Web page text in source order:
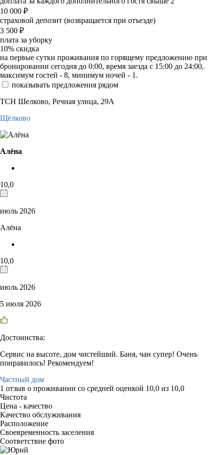
10 000 ₽
страховой депозит (возвращается при отъезде)
3 500 ₽
плата за уборку
10% скидка
на первые сутки проживания по горящему предложению при
бронировании сегодня до 0:00, время заезда с 15:00 до 24:00,
максимум гостей - 8, минимум ночей - 1.
показывать предложения рядом
ТСН Шелково, Речная улица, 29А
Щёлково
Алёна
10,0
июль 2026
Алёна
10,0
июль 2026
5 июля 2026
Достоинства:
Сервис на высоте, дом чистейший. Баня, чан супер! Очень
понравилось! Рекомендуем!
Частный дом
1 отзыв о проживании со средней оценкой 10,0 из 10,0
Чистота
Цена - качество
Качество обслуживания
Расположение
Своевременность заселения
Соответствие фото